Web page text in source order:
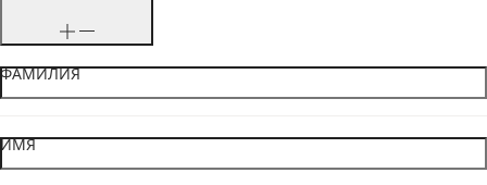
ФАМИЛИЯ
ИМЯ